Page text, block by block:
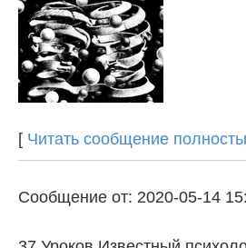
[ Читать сообщение
Сообщение от: 2020-05-14